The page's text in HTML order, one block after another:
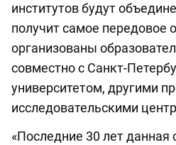
институтов будут
получит самое передовое
организованы
совместно с Санкт-
университетом, другими
исследовательскими
«Последние 30 лет данная